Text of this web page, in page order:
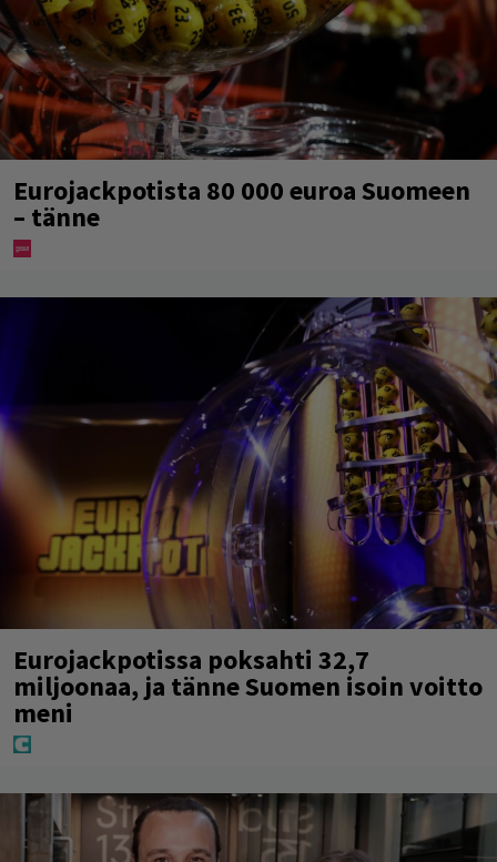
Eurojackpotista 80 000 euroa Suomeen
– tänne
Eurojackpotissa poksahti 32,7
miljoonaa, ja tänne Suomen isoin voitto
meni